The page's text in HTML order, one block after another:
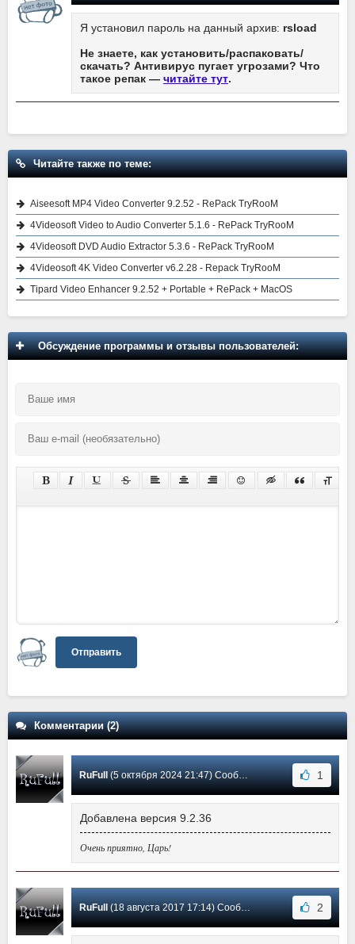
Я установил пароль на данный архив: rsload
Не знаете, как установить/распаковать/
скачать? Антивирус пугает угрозами? Что
такое репак — читайте тут.
Читайте также по теме:
Aiseesoft MP4 Video Converter 9.2.52 - RePack TryRooM
4Videosoft Video to Audio Converter 5.1.6 - RePack TryRooM
4Videosoft DVD Audio Extractor 5.3.6 - RePack TryRooM
4Videosoft 4K Video Converter v6.2.28 - Repack TryRooM
Tipard Video Enhancer 9.2.52 + Portable + RePack + MacOS
Обсуждение программы и отзывы пользователей:
Отправить
Комментарии (2)
RuFull (5 октября 2024 21:47) Сообщение #2 1
Добавлена версия 9.2.36
Очень приятно, Царь!
RuFull (18 августа 2017 17:14) Сообщение #1 2